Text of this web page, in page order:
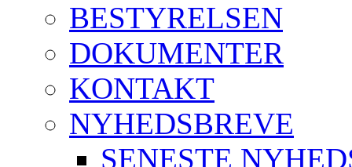
BESTYRELSEN
DOKUMENTER
KONTAKT
NYHEDSBREVE
SENESTE